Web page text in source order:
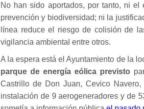
No han sido aportados, por tanto, ni
prevención y biodiversidad; ni la
línea reduce el riesgo de colisión de
vigilancia ambiental entre otros.
A la espera está el Ayuntamiento de la
parque de energía eólica previsto
Castrillo de Don Juan, Cevico
instalación de 9 aerogeneradores y de